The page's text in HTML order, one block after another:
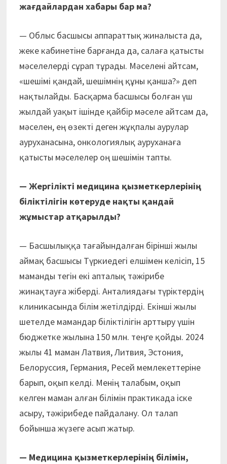
жағдайлардан хабары бар ма?
— Облыс басшысы аппараттық жиналыста да,
жеке кабинетіне барғанда да, салаға қатысты
мәселелерді сұрап тұрады. Мәселені айтсам,
«шешімі қандай, шешімнің құны қанша?» деп
нақтылайды. Басқарма басшысы болған үш
жылдай уақыт ішінде қайбір мәселе айтсам да,
мәселен, ең өзекті деген жұқпалы аурулар
ауруханасына, онкологиялық ауруханаға
қатысты мәселелер оң шешімін тапты.
— Жергілікті медицина қызметкерлерінің
біліктілігін көтеруде нақты қандай
жұмыстар атқарылды?
— Басшылыққа тағайындалған бірінші жылы
аймақ басшысы Түркиедегі елшімен келісіп, 15
маманды тегін екі апталық тәжірибе
жинақтауға жіберді. Анталиядағы түріктердің
клиникасында білім жетілдірді. Екінші жылы
шетелде мамандар біліктілігін арттыру үшін
бюджетке жылына 150 млн. теңге қойды. 2024
жылы 41 маман Латвия, Литвия, Эстония,
Белоруссия, Германия, Ресей мемлекеттеріне
барып, оқып келді. Менің талабым, оқып
келген маман алған білімін практикада іске
асыру, тәжірибеде пайдалану. Ол талап
бойынша жүзеге асып жатыр.
— Медицина қызметкерлерінің білімін,